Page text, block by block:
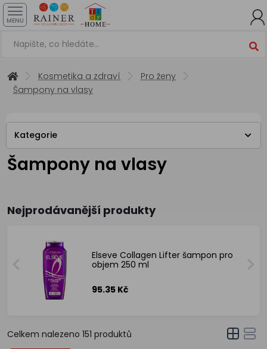
MENU
Kosmetika a zdraví
Pro ženy
Šampony na vlasy
Kategorie
Šampony na vlasy
Nejprodávanější produkty
Elseve Collagen Lifter šampon pro
objem 250 ml
95.35 Kč
Celkem nalezeno 151 produktů